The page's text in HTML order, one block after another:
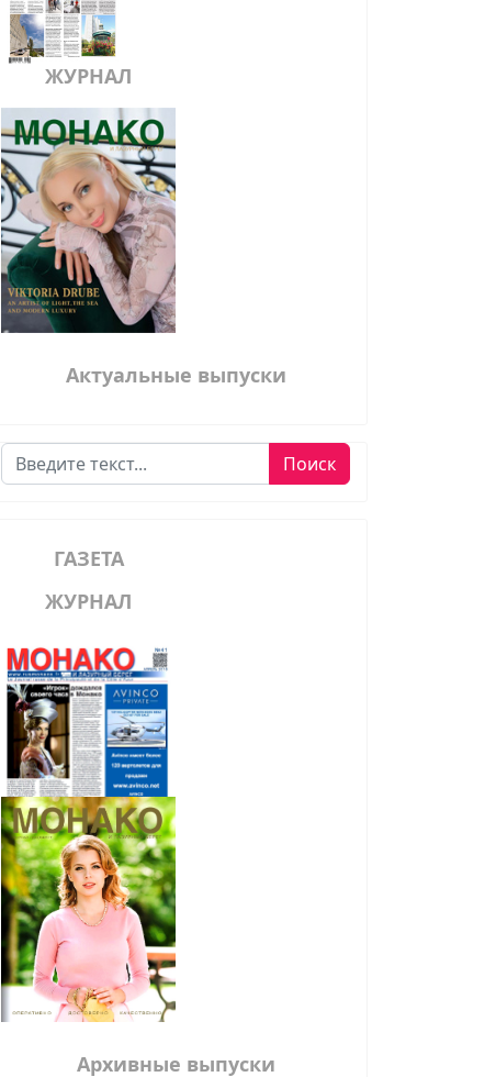
ЖУРНАЛ
Актуальные выпуски
Поиск Поиск
ГАЗЕТА
ЖУРНАЛ
Архивные выпуски